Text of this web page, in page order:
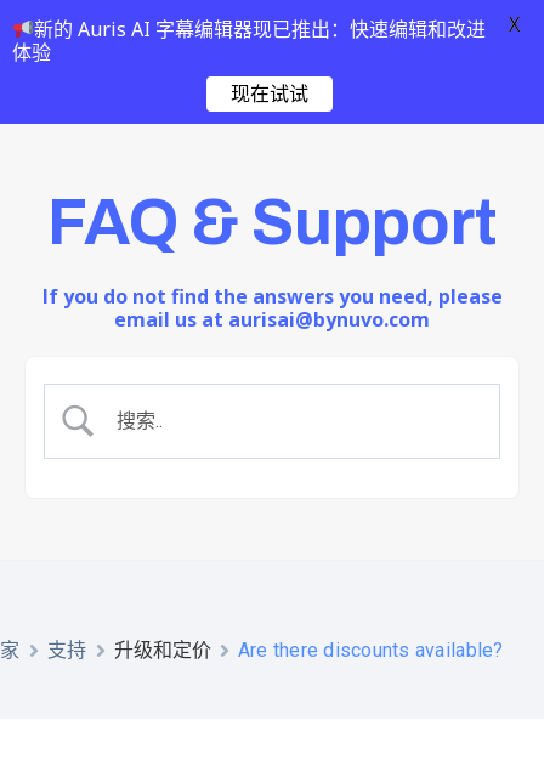
FAQ & Support
If you do not find the answers you need, please
email us at aurisai@bynuvo.com
家 支持 升级和定价 Are there discounts available?
新的 Auris AI 字幕编辑器现已推出：快速编辑和改进
体验
现在试试
X